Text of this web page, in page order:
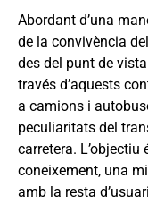
Abordant d’una
de la convivència
des del punt de
través d’aquests
a camions i
peculiaritats del
carretera. L’objectiu
coneixement, una
amb la resta